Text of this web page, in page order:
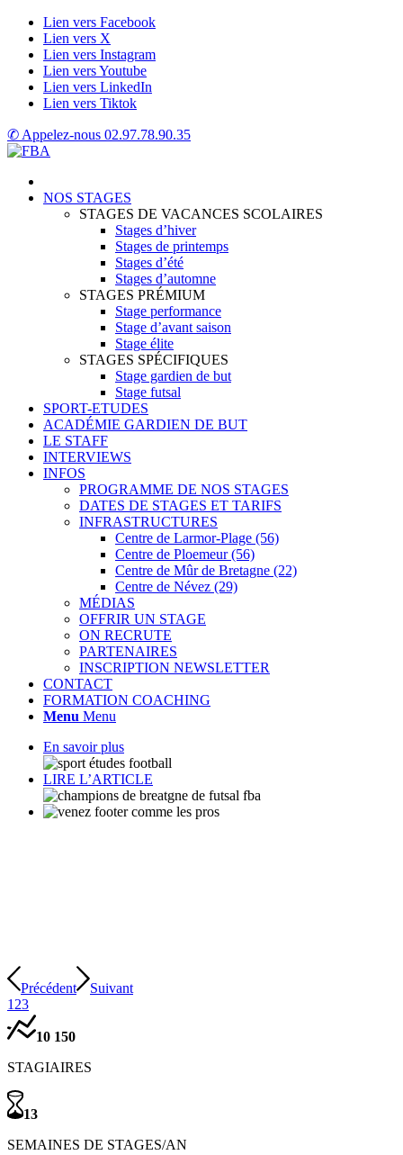
Lien vers Facebook
Lien vers X
Lien vers Instagram
Lien vers Youtube
Lien vers LinkedIn
Lien vers Tiktok
✆ Appelez-nous 02.97.78.90.35
NOS STAGES
STAGES DE VACANCES SCOLAIRES
Stages d’hiver
Stages de printemps
Stages d’été
Stages d’automne
STAGES PRÉMIUM
Stage performance
Stage d’avant saison
Stage élite
STAGES SPÉCIFIQUES
Stage gardien de but
Stage futsal
SPORT-ETUDES
ACADÉMIE GARDIEN DE BUT
LE STAFF
INTERVIEWS
INFOS
PROGRAMME DE NOS STAGES
DATES DE STAGES ET TARIFS
INFRASTRUCTURES
Centre de Larmor-Plage (56)
Centre de Ploemeur (56)
Centre de Mûr de Bretagne (22)
Centre de Névez (29)
MÉDIAS
OFFRIR UN STAGE
ON RECRUTE
PARTENAIRES
INSCRIPTION NEWSLETTER
CONTACT
FORMATION COACHING
Menu Menu
En savoir plus
LIRE L’ARTICLE
Précédent
Suivant
1 23
10 150
STAGIAIRES
13
SEMAINES DE STAGES/AN